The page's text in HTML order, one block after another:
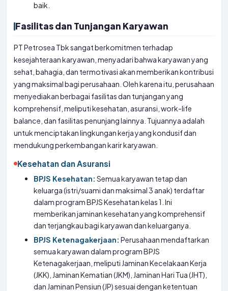
baik.
Fasilitas dan Tunjangan Karyawan
PT Petrosea Tbk sangat berkomitmen terhadap
kesejahteraan karyawan, menyadari bahwa karyawan yang
sehat, bahagia, dan termotivasi akan memberikan kontribusi
yang maksimal bagi perusahaan. Oleh karena itu, perusahaan
menyediakan berbagai fasilitas dan tunjangan yang
komprehensif, meliputi kesehatan, asuransi, work-life
balance, dan fasilitas penunjang lainnya. Tujuannya adalah
untuk menciptakan lingkungan kerja yang kondusif dan
mendukung perkembangan karir karyawan.
Kesehatan dan Asuransi
BPJS Kesehatan: Semua karyawan tetap dan
keluarga (istri/suami dan maksimal 3 anak) terdaftar
dalam program BPJS Kesehatan kelas 1. Ini
memberikan jaminan kesehatan yang komprehensif
dan terjangkau bagi karyawan dan keluarganya.
BPJS Ketenagakerjaan: Perusahaan mendaftarkan
semua karyawan dalam program BPJS
Ketenagakerjaan, meliputi Jaminan Kecelakaan Kerja
(JKK), Jaminan Kematian (JKM), Jaminan Hari Tua (JHT),
dan Jaminan Pensiun (JP) sesuai dengan ketentuan